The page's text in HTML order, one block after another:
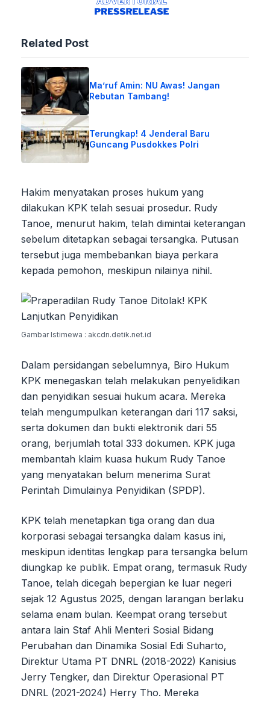
Related Post
Ma’ruf Amin: NU Awas! Jangan
Rebutan Tambang!
Terungkap! 4 Jenderal Baru
Guncang Pusdokkes Polri
Hakim menyatakan proses hukum yang
dilakukan KPK telah sesuai prosedur. Rudy
Tanoe, menurut hakim, telah dimintai keterangan
sebelum ditetapkan sebagai tersangka. Putusan
tersebut juga membebankan biaya perkara
kepada pemohon, meskipun nilainya nihil.
Gambar Istimewa : akcdn.detik.net.id
Dalam persidangan sebelumnya, Biro Hukum
KPK menegaskan telah melakukan penyelidikan
dan penyidikan sesuai hukum acara. Mereka
telah mengumpulkan keterangan dari 117 saksi,
serta dokumen dan bukti elektronik dari 55
orang, berjumlah total 333 dokumen. KPK juga
membantah klaim kuasa hukum Rudy Tanoe
yang menyatakan belum menerima Surat
Perintah Dimulainya Penyidikan (SPDP).
KPK telah menetapkan tiga orang dan dua
korporasi sebagai tersangka dalam kasus ini,
meskipun identitas lengkap para tersangka belum
diungkap ke publik. Empat orang, termasuk Rudy
Tanoe, telah dicegah bepergian ke luar negeri
sejak 12 Agustus 2025, dengan larangan berlaku
selama enam bulan. Keempat orang tersebut
antara lain Staf Ahli Menteri Sosial Bidang
Perubahan dan Dinamika Sosial Edi Suharto,
Direktur Utama PT DNRL (2018-2022) Kanisius
Jerry Tengker, dan Direktur Operasional PT
DNRL (2021-2024) Herry Tho. Mereka